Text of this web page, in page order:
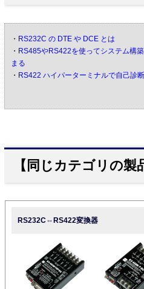
・ RS232C の DTE や DCE とは
・ RS485やRS422を使ってシステム構
まる
・ RS422 ハイパーターミナルで自己診
【同じカテゴリの製
RS232C⇔RS422変換器